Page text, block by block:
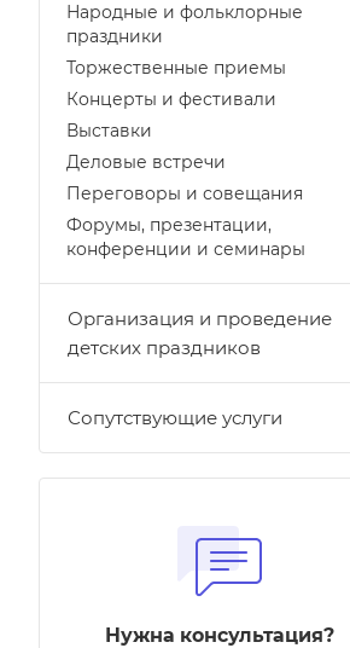
Народные и фольклорные
праздники
Торжественные приемы
Концерты и фестивали
Выставки
Деловые встречи
Переговоры и совещания
Форумы, презентации,
конференции и семинары
Организация и проведение
детских праздников
Сопутствующие услуги
Нужна консультация?